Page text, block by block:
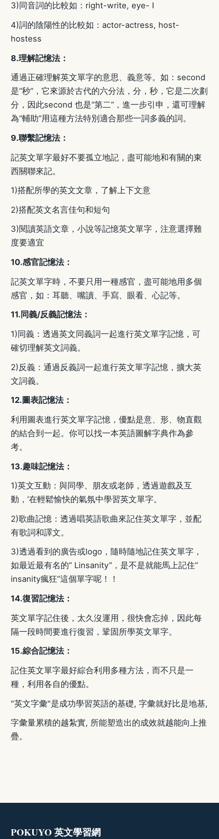
3)同音詞的比較如： right-write, eye- I
4)詞的陰陽性的比較如： actor-actress, host-
hostess
8.理解記憶法：
通過正確理解英文單字的意思、義意等。如： second
是“秒” ，它來源於古代的六分法，分，秒，它是二次劃
分，因此second 也是“第二” ，進一步引申，還可理解
為“輔助”用這種方法特別適合那些一詞多義的詞。
9.聯繫記憶法：
記英文單字最好不要孤立地記，盡可能地和有關的東
西關聯來記。
1)搭配所學的英文文章，了解上下文意
2)搭配英文名言佳句和短句
3)閱讀英語文章，小說等記憶英文單字，注意選擇難
度要適宜
10.感官記憶法：
記英文單字時，不要只用一種感官，盡可能地用多個
感官，如：耳聽、嘴讀、手寫、眼看、心記等。
11. 同義/反義記憶法：
1)同義：透過英文同義詞一起進行英文單字記憶，可
確切理解英文詞義。
2)反義：通過反義詞一起進行英文單字記憶，擴大英
文詞義。
12. 圖表記憶法：
利用圖表進行英文單字記憶，優點是意、形、物直觀
的結合到一起。你可以找一本英語圖解字典作為參
考。
13.趣味記憶法：
1)英文互動：與同學、朋友或老師，透過遊戲及互
動， ’在輕鬆愉快的氣氛中學習英文單字。
2)歌曲記憶：透過唱英語歌曲來記住英文單字，並配
有歌詞和譯文。
3)透過看到的廣告或logo ，隨時隨地記住英文單字，
如最近最有名的” Linsanity” ，是不是就能馬上記住”
insanity瘋狂”這個單字呢！！
14.復習記憶法：
英文單字記住後，太久沒運用，很快會忘掉，因此每
隔一段時間要進行復習，鞏固所學英文單字。
15.綜合記憶法：
記住英文單字最好綜合利用多種方法，而不只是一
種，利用各自的優點。
"英文字彙"是成功學習英語的基礎, 字彙就好比是地基,
字彙量累積的越紮實, 所能塑造出的成效就越能向上推
疊。
POKUYO 英文學習網